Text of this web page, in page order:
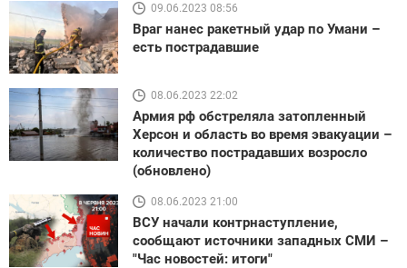
09.06.2023 08:56
Враг нанес ракетный удар по Умани –
есть пострадавшие
08.06.2023 22:02
Армия рф обстреляла затопленный
Херсон и область во время эвакуации –
количество пострадавших возросло
(обновлено)
08.06.2023 21:00
ВСУ начали контрнаступление,
сообщают источники западных СМИ –
"Час новостей: итоги"